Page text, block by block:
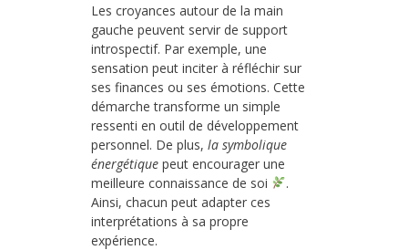
Les croyances autour de la main
gauche peuvent servir de support
introspectif. Par exemple, une
sensation peut inciter à réfléchir sur
ses finances ou ses émotions. Cette
démarche transforme un simple
ressenti en outil de développement
personnel. De plus, la symbolique
énergétique peut encourager une
meilleure connaissance de soi
.
Ainsi, chacun peut adapter ces
interprétations à sa propre
expérience.